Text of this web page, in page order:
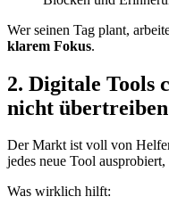
Wer seinen Tag plant,
klarem Fokus.
2. Digitale Tools
nicht übertreiben
Der Markt ist voll von
jedes neue Tool
Was wirklich hilft: